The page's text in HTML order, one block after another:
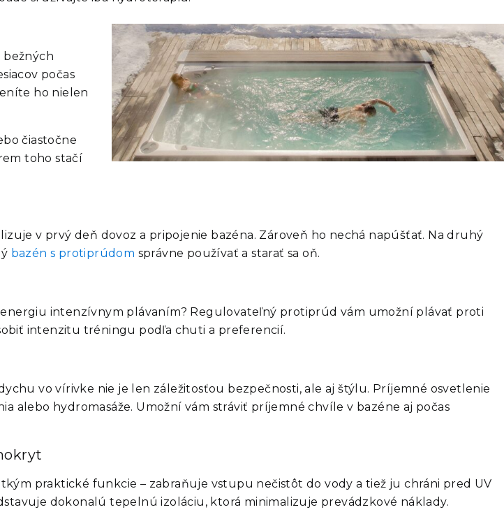
bežných
počas
ho nielen
čiastočne
toho stačí
v prvý deň dovoz a pripojenie bazéna. Zároveň ho nechá napúšťať. Na druhý
bazén s protiprúdom správne používať a starať sa oň.
intenzívnym plávaním? Regulovateľný protiprúd vám umožní plávať proti
intenzitu tréningu podľa chuti a preferencií.
vo vírivke nie je len záležitosťou bezpečnosti, ale aj štýlu. Príjemné osvetlenie
alebo hydromasáže. Umožní vám stráviť príjemné chvíle v bazéne aj počas
praktické funkcie – zabraňuje vstupu nečistôt do vody a tiež ju chráni pred UV
dokonalú tepelnú izoláciu, ktorá minimalizuje prevádzkové náklady.